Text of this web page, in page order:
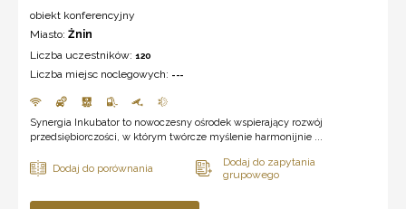
obiekt konferencyjny
Miasto: Żnin
Liczba uczestników: 120
Liczba miejsc noclegowych: ---
Synergia Inkubator to nowoczesny ośrodek wspierający rozwój
przedsiębiorczości, w którym twórcze myślenie harmonijnie ...